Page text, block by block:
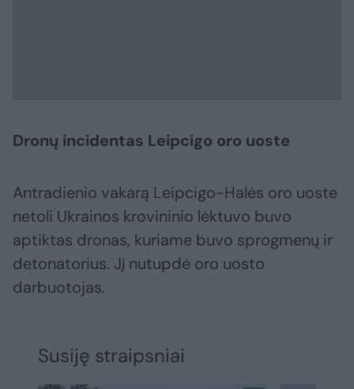
Dronų incidentas Leipcigo oro uoste
Antradienio vakarą Leipcigo-Halės oro uoste
netoli Ukrainos krovininio lėktuvo buvo
aptiktas dronas, kuriame buvo sprogmenų ir
detonatorius. Jį nutupdė oro uosto
darbuotojas.
Susiję straipsniai